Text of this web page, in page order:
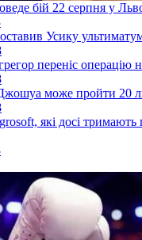
бій 22 серпня у
Усику
переніс операцію
може пройти 20
які досі